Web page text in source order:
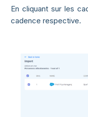
En cliquant sur les
cadence respective.